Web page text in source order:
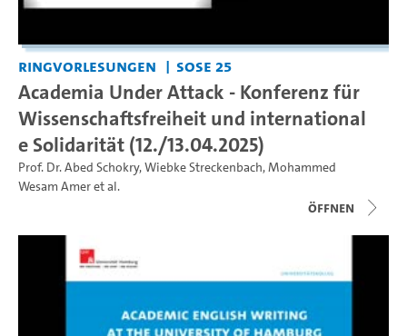
Ringvorlesungen SoSe 25
Academia Under Attack - Konferenz für
Wissenschaftsfreiheit und international
e Solidarität (12./13.04.2025)
Prof. Dr. Abed Schokry,Wiebke Streckenbach,Mohammed
Wesam Ameret al.
Öffnen